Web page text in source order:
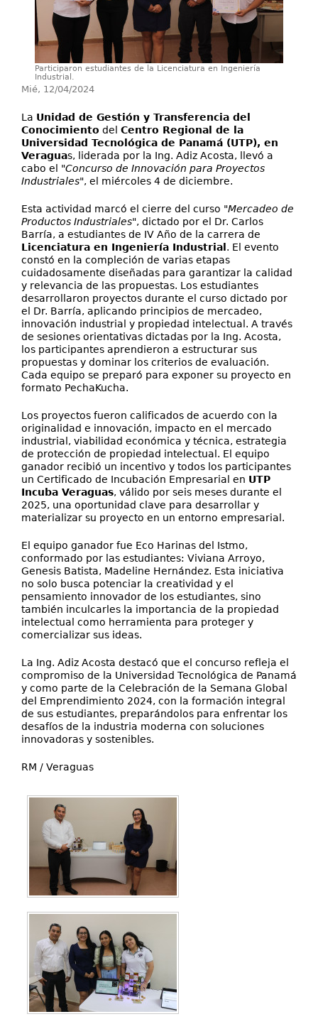
Participaron estudiantes de la Licenciatura en Ingeniería
Industrial.
Mié, 12/04/2024
La Unidad de Gestión y Transferencia del
Conocimiento del Centro Regional de la
Universidad Tecnológica de Panamá (UTP), en
Veraguas, liderada por la Ing. Adiz Acosta, llevó a
cabo el "Concurso de Innovación para Proyectos
Industriales", el miércoles 4 de diciembre.
Esta actividad marcó el cierre del curso "Mercadeo de
Productos Industriales", dictado por el Dr. Carlos
Barría, a estudiantes de IV Año de la carrera de
Licenciatura en Ingeniería Industrial . El evento
constó en la compleción de varias etapas
cuidadosamente diseñadas para garantizar la calidad
y relevancia de las propuestas. Los estudiantes
desarrollaron proyectos durante el curso dictado por
el Dr. Barría, aplicando principios de mercadeo,
innovación industrial y propiedad intelectual. A través
de sesiones orientativas dictadas por la Ing. Acosta,
los participantes aprendieron a estructurar sus
propuestas y dominar los criterios de evaluación.
Cada equipo se preparó para exponer su proyecto en
formato PechaKucha.
Los proyectos fueron calificados de acuerdo con la
originalidad e innovación, impacto en el mercado
industrial, viabilidad económica y técnica, estrategia
de protección de propiedad intelectual. El equipo
ganador recibió un incentivo y todos los participantes
un Certificado de Incubación Empresarial en UTP
Incuba Veraguas, válido por seis meses durante el
2025, una oportunidad clave para desarrollar y
materializar su proyecto en un entorno empresarial.
El equipo ganador fue Eco Harinas del Istmo,
conformado por las estudiantes: Viviana Arroyo,
Genesis Batista, Madeline Hernández. Esta iniciativa
no solo busca potenciar la creatividad y el
pensamiento innovador de los estudiantes, sino
también inculcarles la importancia de la propiedad
intelectual como herramienta para proteger y
comercializar sus ideas.
La Ing. Adiz Acosta destacó que el concurso refleja el
compromiso de la Universidad Tecnológica de Panamá
y como parte de la Celebración de la Semana Global
del Emprendimiento 2024, con la formación integral
de sus estudiantes, preparándolos para enfrentar los
desafíos de la industria moderna con soluciones
innovadoras y sostenibles.
RM / Veraguas